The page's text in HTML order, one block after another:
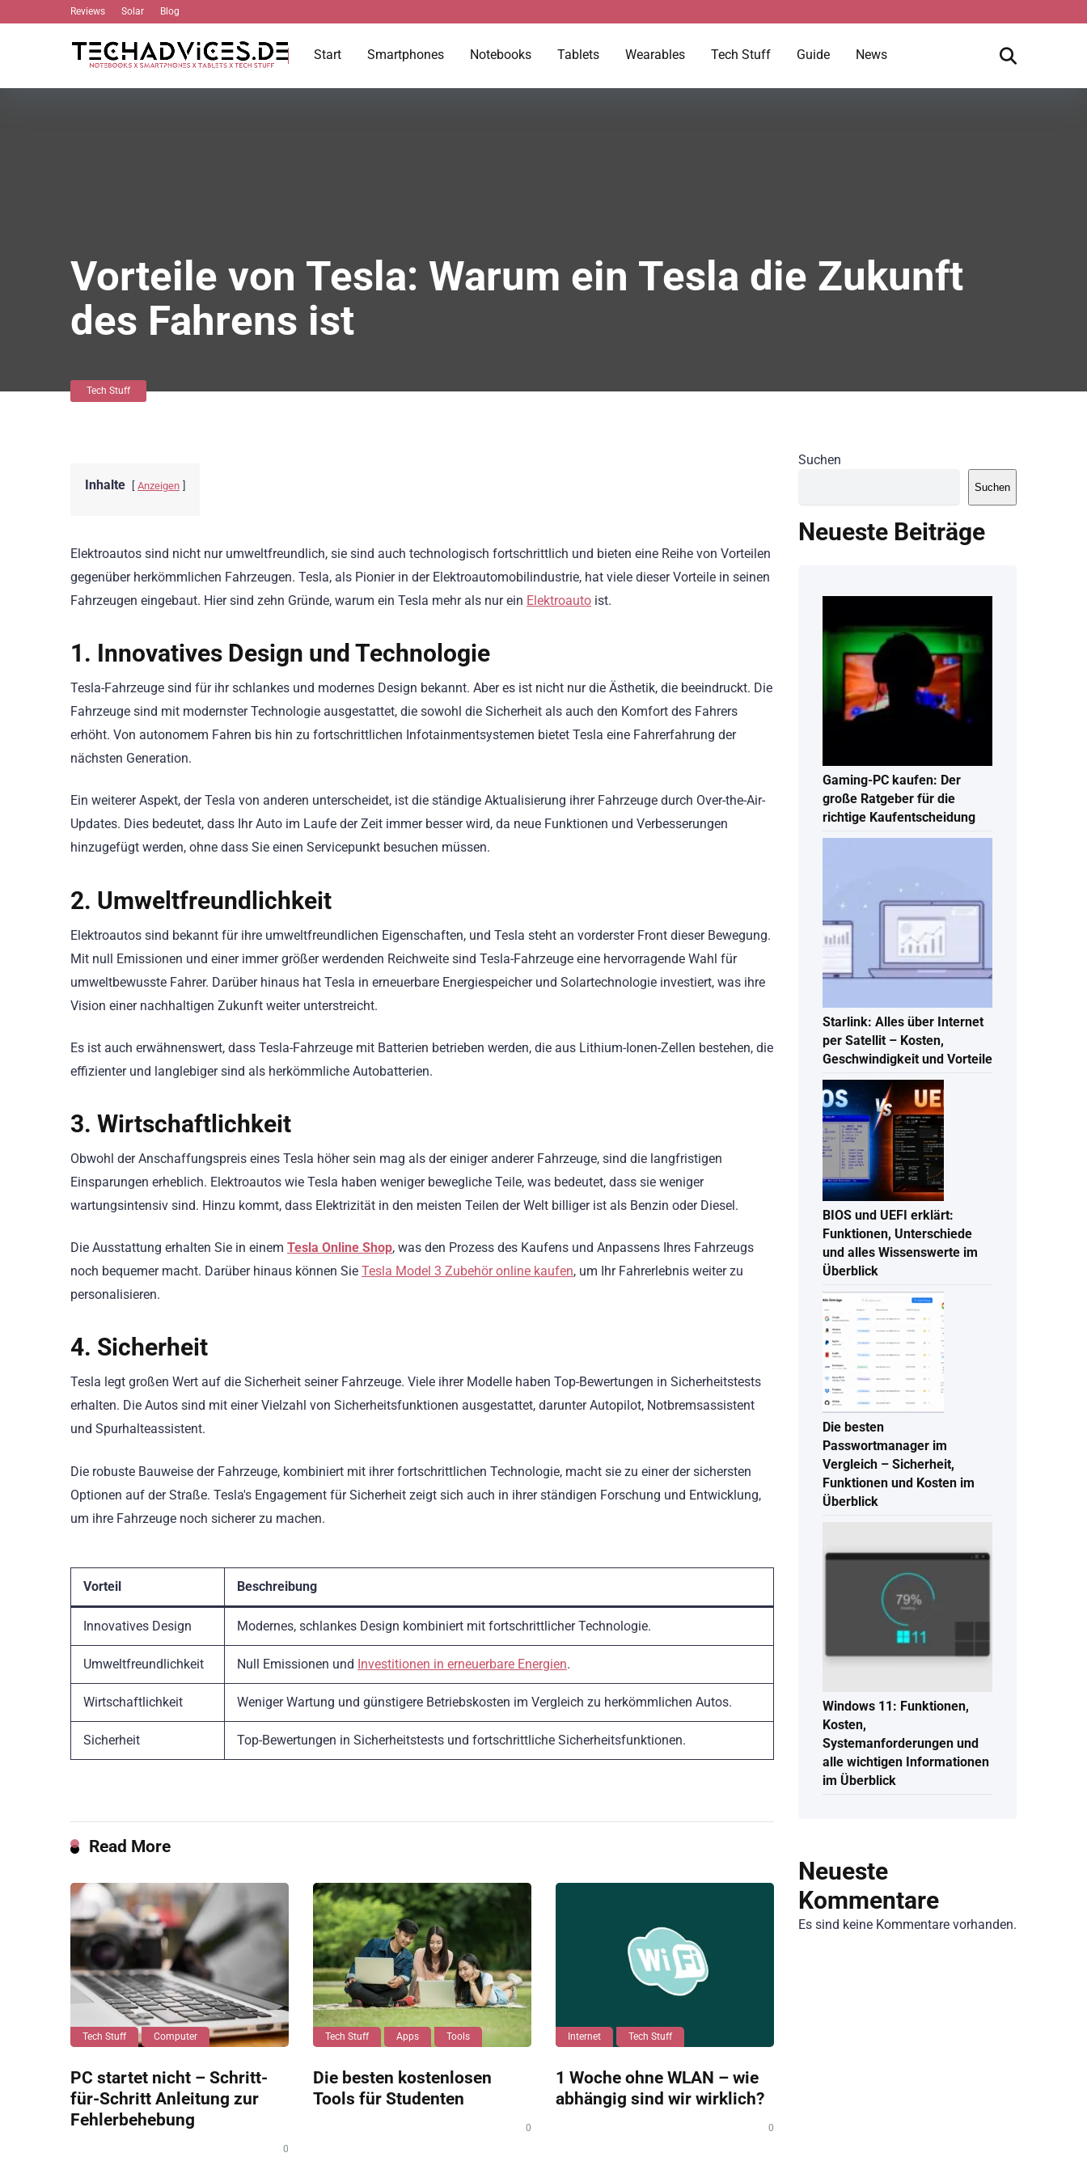
Reviews Solar Blog
Start Smartphones Notebooks Tablets Wearables Tech Stuff Guide News
Vorteile von Tesla: Warum ein Tesla die Zukunft
des Fahrens ist
Tech Stuff
Inhalte Anzeigen
Elektroautos sind nicht nur umweltfreundlich, sie sind auch technologisch fortschrittlich und bieten eine Reihe von Vorteilen
gegenüber herkömmlichen Fahrzeugen. Tesla, als Pionier in der Elektroautomobilindustrie, hat viele dieser Vorteile in seinen
Fahrzeugen eingebaut. Hier sind zehn Gründe, warum ein Tesla mehr als nur ein Elektroauto ist.
1. Innovatives Design und Technologie
Tesla-Fahrzeuge sind für ihr schlankes und modernes Design bekannt. Aber es ist nicht nur die Ästhetik, die beeindruckt. Die
Fahrzeuge sind mit modernster Technologie ausgestattet, die sowohl die Sicherheit als auch den Komfort des Fahrers
erhöht. Von autonomem Fahren bis hin zu fortschrittlichen Infotainmentsystemen bietet Tesla eine Fahrerfahrung der
nächsten Generation.
Ein weiterer Aspekt, der Tesla von anderen unterscheidet, ist die ständige Aktualisierung ihrer Fahrzeuge durch Over-the-Air-
Updates. Dies bedeutet, dass Ihr Auto im Laufe der Zeit immer besser wird, da neue Funktionen und Verbesserungen
hinzugefügt werden, ohne dass Sie einen Servicepunkt besuchen müssen.
2. Umweltfreundlichkeit
Elektroautos sind bekannt für ihre umweltfreundlichen Eigenschaften, und Tesla steht an vorderster Front dieser Bewegung.
Mit null Emissionen und einer immer größer werdenden Reichweite sind Tesla-Fahrzeuge eine hervorragende Wahl für
umweltbewusste Fahrer. Darüber hinaus hat Tesla in erneuerbare Energiespeicher und Solartechnologie investiert, was ihre
Vision einer nachhaltigen Zukunft weiter unterstreicht.
Es ist auch erwähnenswert, dass Tesla-Fahrzeuge mit Batterien betrieben werden, die aus Lithium-Ionen-Zellen bestehen, die
effizienter und langlebiger sind als herkömmliche Autobatterien.
3. Wirtschaftlichkeit
Obwohl der Anschaffungspreis eines Tesla höher sein mag als der einiger anderer Fahrzeuge, sind die langfristigen
Einsparungen erheblich. Elektroautos wie Tesla haben weniger bewegliche Teile, was bedeutet, dass sie weniger
wartungsintensiv sind. Hinzu kommt, dass Elektrizität in den meisten Teilen der Welt billiger ist als Benzin oder Diesel.
Die Ausstattung erhalten Sie in einem Tesla Online Shop, was den Prozess des Kaufens und Anpassens Ihres Fahrzeugs
noch bequemer macht. Darüber hinaus können Sie Tesla Model 3 Zubehör online kaufen, um Ihr Fahrerlebnis weiter zu
personalisieren.
4. Sicherheit
Tesla legt großen Wert auf die Sicherheit seiner Fahrzeuge. Viele ihrer Modelle haben Top-Bewertungen in Sicherheitstests
erhalten. Die Autos sind mit einer Vielzahl von Sicherheitsfunktionen ausgestattet, darunter Autopilot, Notbremsassistent
und Spurhalteassistent.
Die robuste Bauweise der Fahrzeuge, kombiniert mit ihrer fortschrittlichen Technologie, macht sie zu einer der sichersten
Optionen auf der Straße. Tesla's Engagement für Sicherheit zeigt sich auch in ihrer ständigen Forschung und Entwicklung,
um ihre Fahrzeuge noch sicherer zu machen.
Vorteil Beschreibung
Innovatives Design Modernes, schlankes Design kombiniert mit fortschrittlicher Technologie.
Umweltfreundlichkeit Null Emissionen und Investitionen in erneuerbare Energien.
Wirtschaftlichkeit Weniger Wartung und günstigere Betriebskosten im Vergleich zu herkömmlichen Autos.
Sicherheit Top-Bewertungen in Sicherheitstests und fortschrittliche Sicherheitsfunktionen.
Read More
Tech Stuff Computer
PC startet nicht – Schritt-
für-Schritt Anleitung zur
Fehlerbehebung
0
Tech Stuff Apps Tools
Die besten kostenlosen
Tools für Studenten
0
Internet Tech Stuff
1 Woche ohne WLAN – wie
abhängig sind wir wirklich?
0
Suchen
Suchen
Neueste Beiträge
Gaming-PC kaufen: Der
große Ratgeber für die
richtige Kaufentscheidung
Starlink: Alles über Internet
per Satellit – Kosten,
Geschwindigkeit und Vorteile
BIOS und UEFI erklärt:
Funktionen, Unterschiede
und alles Wissenswerte im
Überblick
Die besten
Passwortmanager im
Vergleich – Sicherheit,
Funktionen und Kosten im
Überblick
Windows 11: Funktionen,
Kosten,
Systemanforderungen und
alle wichtigen Informationen
im Überblick
Neueste
Kommentare
Es sind keine Kommentare vorhanden.